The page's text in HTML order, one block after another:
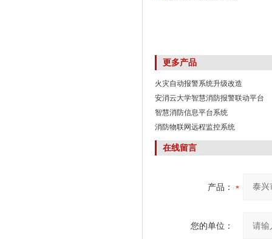
更多产品
火灾自动报警系统升级改造
安消云大学智慧消防报警联动平台
智慧消防信息平台系统
消防物联网远程监控系统
在线留言
产品：
您的单位：